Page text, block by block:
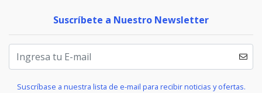
Suscríbete a Nuestro Newsletter
Suscríbase a nuestra lista de e-mail para recibir noticias y ofertas.